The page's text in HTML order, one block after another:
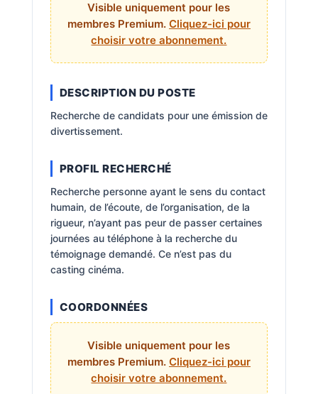
Visible uniquement pour les
membres Premium. Cliquez-ici pour
choisir votre abonnement.
DESCRIPTION DU POSTE
Recherche de candidats pour une émission de
divertissement.
PROFIL RECHERCHÉ
Recherche personne ayant le sens du contact
humain, de l’écoute, de l’organisation, de la
rigueur, n’ayant pas peur de passer certaines
journées au téléphone à la recherche du
témoignage demandé. Ce n’est pas du
casting cinéma.
COORDONNÉES
Visible uniquement pour les
membres Premium. Cliquez-ici pour
choisir votre abonnement.